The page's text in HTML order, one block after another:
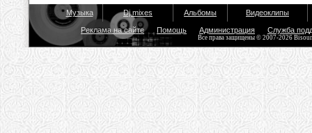
Музыка Dj mixes Альбомы Видеоклипы
Реклама на сайте Помощь Администрация Служба
Все права защищены © 2007-2026